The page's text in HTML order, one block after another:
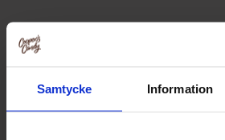
Samtycke Information
Relaterte